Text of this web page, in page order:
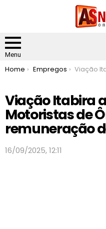
Menu
You are here:
Home Empregos Viação Itabira abre vagas para Motoristas de
Viação Itabira
Motoristas de
remuneração
16/09/2025, 12:11